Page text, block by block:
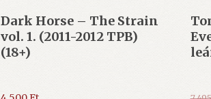
Dark Horse – The Strain
vol. 1. (2011-2012 TPB)
(18+)